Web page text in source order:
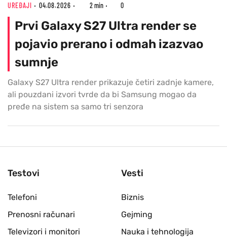
UREĐAJI 04.08.2026 2 min 0
Prvi Galaxy S27 Ultra render se
pojavio prerano i odmah izazvao
sumnje
Galaxy S27 Ultra render prikazuje četiri zadnje kamere,
ali pouzdani izvori tvrde da bi Samsung mogao da
pređe na sistem sa samo tri senzora
Testovi
Telefoni
Prenosni računari
Televizori i monitori
Vesti
Biznis
Gejming
Nauka i tehnologija